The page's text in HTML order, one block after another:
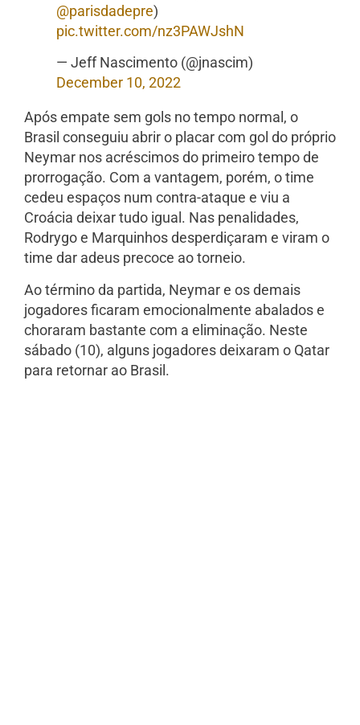
@parisdadepre)
pic.twitter.com/nz3PAWJshN
— Jeff Nascimento (@jnascim)
December 10, 2022
Após empate sem gols no tempo normal, o
Brasil conseguiu abrir o placar com gol do próprio
Neymar nos acréscimos do primeiro tempo de
prorrogação. Com a vantagem, porém, o time
cedeu espaços num contra-ataque e viu a
Croácia deixar tudo igual. Nas penalidades,
Rodrygo e Marquinhos desperdiçaram e viram o
time dar adeus precoce ao torneio.
Ao término da partida, Neymar e os demais
jogadores ficaram emocionalmente abalados e
choraram bastante com a eliminação. Neste
sábado (10), alguns jogadores deixaram o Qatar
para retornar ao Brasil.